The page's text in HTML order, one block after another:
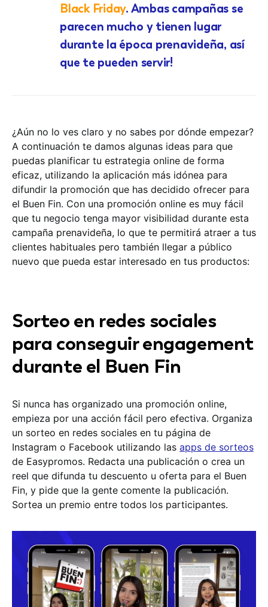
Black Friday. Ambas campañas se
parecen mucho y tienen lugar
durante la época prenavideña, así
que te pueden servir!
¿Aún no lo ves claro y no sabes por dónde empezar?
A continuación te damos algunas ideas para que
puedas planificar tu estrategia online de forma
eficaz, utilizando la aplicación más idónea para
difundir la promoción que has decidido ofrecer para
el Buen Fin. Con una promoción online es muy fácil
que tu negocio tenga mayor visibilidad durante esta
campaña prenavideña, lo que te permitirá atraer a tus
clientes habituales pero también llegar a público
nuevo que pueda estar interesado en tus productos:
Sorteo en redes sociales
para conseguir engagement
durante el Buen Fin
Si nunca has organizado una promoción online,
empieza por una acción fácil pero efectiva. Organiza
un sorteo en redes sociales en tu página de
Instagram o Facebook utilizando las apps de sorteos
de Easypromos. Redacta una publicación o crea un
reel que difunda tu descuento u oferta para el Buen
Fin, y pide que la gente comente la publicación.
Sortea un premio entre todos los participantes.